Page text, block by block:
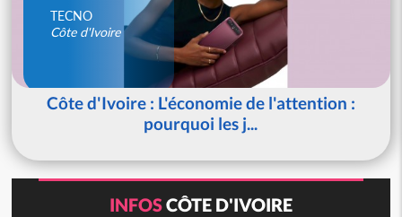
TECNO
Côte d'Ivoire
Côte d'Ivoire : L'économie de l'attention :
pourquoi les j...
INFOSCÔTE D'IVOIRE